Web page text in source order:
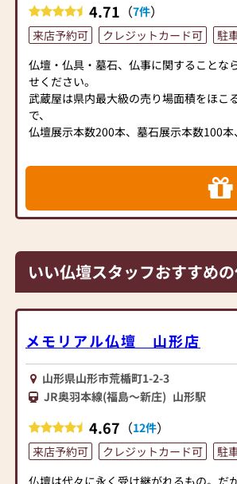
4.71 （7件）
来店予約可 クレジットカード可
駐
仏壇・仏具・墓石、仏事に関することな
せください。
武蔵屋は県内最大級の売り場面積をほこ
で、
仏壇展示本数200本、墓石展示本数100
当店スタッフが心をこめてお手伝いさせ
いい仏壇スタッフおすすめ
メモリアル仏壇 山形店
山形県山形市荒楯町1-2-3
JR奥羽本線(福島～新庄) 山形駅
4.67 （12件）
来店予約可 クレジットカード可
駐